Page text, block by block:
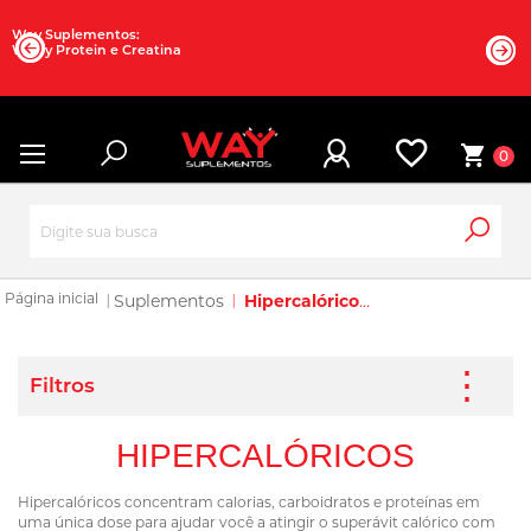
Way Suplementos:
Whey Protein e Creatina
0
Suplementos Hipercalóricos
HIPERCALÓRICOS
Hipercalóricos concentram calorias, carboidratos e proteínas em
uma única dose para ajudar você a atingir o superávit calórico com